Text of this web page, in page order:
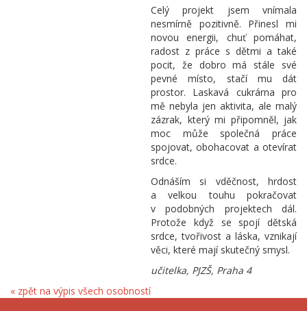
Celý projekt jsem vnímala
nesmírně pozitivně. Přinesl mi
novou energii, chuť pomáhat,
radost z práce s dětmi a také
pocit, že dobro má stále své
pevné místo, stačí mu dát
prostor. Laskavá cukrárna pro
mě nebyla jen aktivita, ale malý
zázrak, který mi připomněl, jak
moc může společná práce
spojovat, obohacovat a otevírat
srdce.
Odnáším si vděčnost, hrdost
a velkou touhu pokračovat
v podobných projektech dál.
Protože když se spojí dětská
srdce, tvořivost a láska, vznikají
věci, které mají skutečný smysl.
učitelka, PJZŠ, Praha 4
« zpět na výpis všech osobností